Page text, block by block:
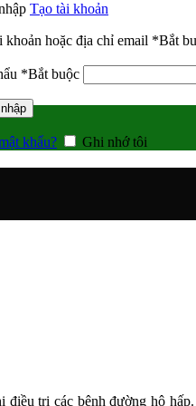
Tạo tài khoản
khoản hoặc địa chỉ email *Bắt
*Bắt buộc
khẩu? Ghi nhớ tôi
trị các bệnh đường hô